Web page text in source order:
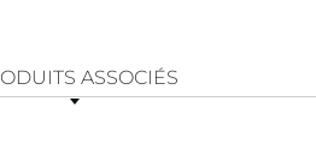
ASSOCIÉS